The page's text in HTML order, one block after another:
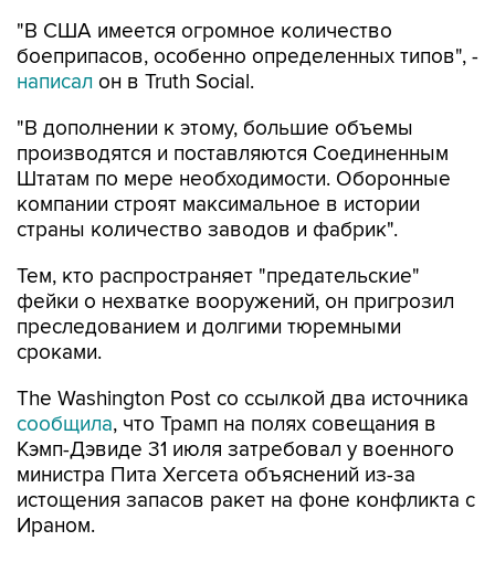
"В США имеется огромное количество
боеприпасов, особенно определенных типов", -
написал он в Truth Social.
"В дополнении к этому, большие объемы
производятся и поставляются Соединенным
Штатам по мере необходимости. Оборонные
компании строят максимальное в истории
страны количество заводов и фабрик".
Тем, кто распространяет "предательские"
фейки о нехватке вооружений, он пригрозил
преследованием и долгими тюремными
сроками.
The Washington Post со ссылкой два источника
сообщила, что Трамп на полях совещания в
Кэмп-Дэвиде 31 июля затребовал у военного
министра Пита Хегсета объяснений из-за
истощения запасов ракет на фоне конфликта с
Ираном.